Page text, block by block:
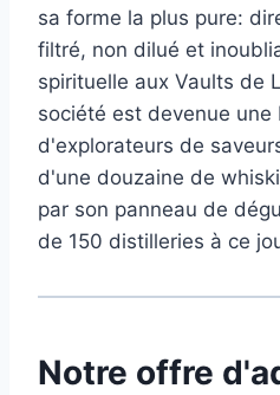
sa forme la plus pure:
filtré, non dilué et
spirituelle aux Vaults de
société est devenue une
d'explorateurs de
d'une douzaine de
par son panneau de
de 150 distilleries à ce
Notre offre